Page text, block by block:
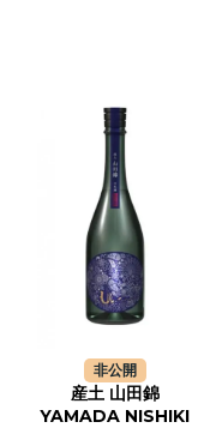
非公開
産土 山田錦
YAMADA NISHIKI